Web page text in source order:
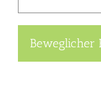
Beweglicher